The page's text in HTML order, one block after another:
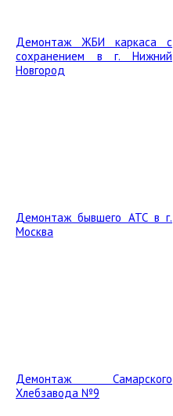
Демонтаж ЖБИ каркаса с
сохранением в г. Нижний
Новгород
Демонтаж бывшего АТС в г.
Москва
Демонтаж Самарского
Хлебзавода №9